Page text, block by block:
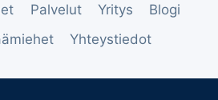
Palvelut Yritys
Blogi
Yhteystiedot